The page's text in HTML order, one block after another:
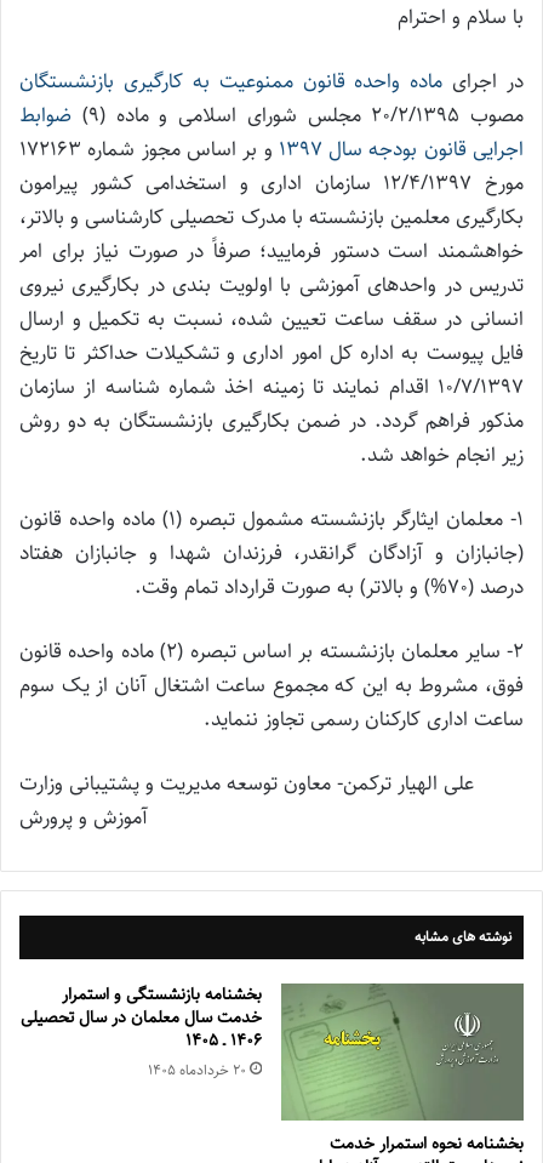
با سلام و احترام
در اجرای ماده واحده قانون ممنوعیت به کارگیری بازنشستگان
مصوب 20/2/1395 مجلس شورای اسلامی و ماده (9)
ضوابط
اجرایی قانون بودجه سال 1397
و بر اساس مجوز شماره 172163
مورخ 12/4/1397 سازمان اداری و استخدامی کشور پیرامون
بکارگیری معلمین بازنشسته با مدرک تحصیلی کارشناسی و بالاتر،
خواهشمند است دستور فرمایید؛ صرفاً در صورت نیاز برای امر
تدریس در واحدهای آموزشی با اولویت بندی در بکارگیری نیروی
انسانی در سقف ساعت تعیین شده، نسبت به تکمیل و ارسال
فایل پیوست به اداره کل امور اداری و تشکیلات حداکثر تا تاریخ
10/7/1397 اقدام نمایند تا زمینه اخذ شماره شناسه از سازمان
مذکور فراهم گردد. در ضمن بکارگیری بازنشستگان به دو روش
زیر انجام خواهد شد.
1- معلمان ایثارگر بازنشسته مشمول تبصره (1) ماده واحده قانون
(جانبازان و آزادگان گرانقدر، فرزندان شهدا و جانبازان هفتاد
درصد (70%) و بالاتر) به صورت قرارداد تمام وقت.
2- سایر معلمان بازنشسته بر اساس تبصره (2) ماده واحده قانون
فوق، مشروط به این که مجموع ساعت اشتغال آنان از یک سوم
ساعت اداری کارکنان رسمی تجاوز ننماید.
علی الهیار ترکمن- معاون توسعه مدیریت و پشتیبانی وزارت
آموزش و پرورش
نوشته های مشابه
بخشنامه نحوه استمرار خدمت
بخشنامه بازنشستگی و استمرار
خدمت سال معلمان در سال تحصیلی
۱۴۰۶ ـ ۱۴۰۵
۲۰ خرداد‌ماه ۱۴۰۵